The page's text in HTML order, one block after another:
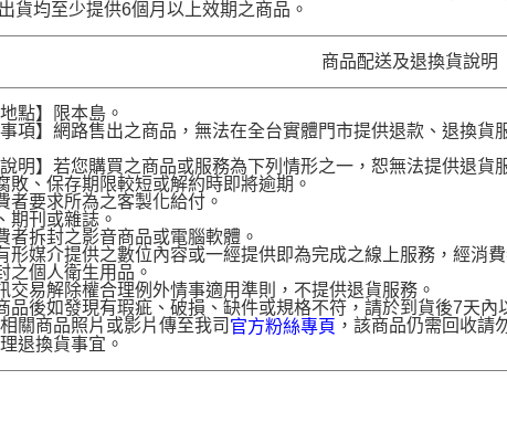
貨均至少提供6個月以上效期之商品。
商品配送及退換貨說明
點】限本島。
項】網路售出之商品，無法在全台實體門市提供退款、退換貨
明】若您購買之商品或服務為下列情形之一，恕無法提供退貨
敗、保存期限較短或解約時即將逾期。
者要求所為之客製化給付。
期刊或雜誌。
者拆封之影音商品或電腦軟體。
形媒介提供之數位內容或一經提供即為完成之線上服務，經消
之個人衛生用品。
交易解除權合理例外情事適用準則，不提供退貨服務。
品後如發現有瑕疵、破損、缺件或規格不符，請於到貨後7天內
關商品照片或影片傳至我司 官方粉絲專頁 ，該商品仍需回收請
退換貨事宜。